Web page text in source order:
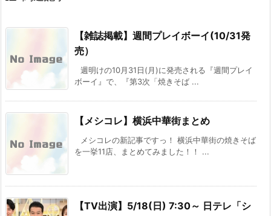
【雑誌掲載】週間プレイボーイ(10/31発
売）
週明けの10月31日(月)に発売される『週間プレイ
ボーイ』で、『第3次「焼きそば ...
【メシコレ】横浜中華街まとめ
メシコレの新記事ですっ！ 横浜中華街の焼きそば
を一挙11店、まとめてみました！！ ...
【TV出演】5/18(日) 7:30～ 日テレ「シ